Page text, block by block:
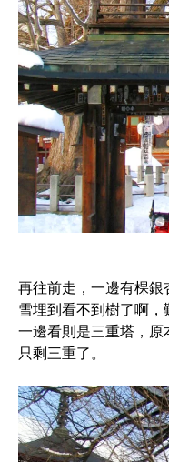
再往前走，一邊有棵
雪埋到看不到樹了啊
一邊看則是三重塔，
只剩三重了。